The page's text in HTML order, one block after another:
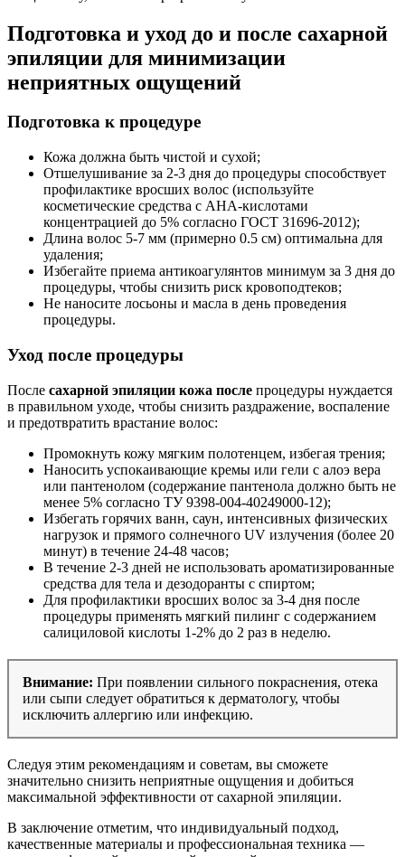
Подготовка и уход до и после сахарной
эпиляции для минимизации
неприятных ощущений
Подготовка к процедуре
Кожа должна быть чистой и сухой;
Отшелушивание за 2-3 дня до процедуры способствует
профилактике вросших волос (используйте
косметические средства с AHA-кислотами
концентрацией до 5% согласно ГОСТ 31696-2012);
Длина волос 5-7 мм (примерно 0.5 см) оптимальна для
удаления;
Избегайте приема антикоагулянтов минимум за 3 дня до
процедуры, чтобы снизить риск кровоподтеков;
Не наносите лосьоны и масла в день проведения
процедуры.
Уход после процедуры
После сахарной эпиляции кожа после процедуры нуждается
в правильном уходе, чтобы снизить раздражение, воспаление
и предотвратить врастание волос:
Промокнуть кожу мягким полотенцем, избегая трения;
Наносить успокаивающие кремы или гели с алоэ вера
или пантенолом (содержание пантенола должно быть не
менее 5% согласно ТУ 9398-004-40249000-12);
Избегать горячих ванн, саун, интенсивных физических
нагрузок и прямого солнечного UV излучения (более 20
минут) в течение 24-48 часов;
В течение 2-3 дней не использовать ароматизированные
средства для тела и дезодоранты с спиртом;
Для профилактики вросших волос за 3-4 дня после
процедуры применять мягкий пилинг с содержанием
салициловой кислоты 1-2% до 2 раз в неделю.
Внимание: При появлении сильного покраснения, отека
или сыпи следует обратиться к дерматологу, чтобы
исключить аллергию или инфекцию.
Следуя этим рекомендациям и советам, вы сможете
значительно снизить неприятные ощущения и добиться
максимальной эффективности от сахарной эпиляции.
В заключение отметим, что индивидуальный подход,
качественные материалы и профессиональная техника —